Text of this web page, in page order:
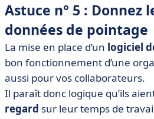
Astuce n° 5 : Donnez
données de pointage
La mise en place d’un logiciel
bon fonctionnement d’une
aussi pour vos collaborateurs.
Il paraît donc logique qu’ils
regard sur leur temps de